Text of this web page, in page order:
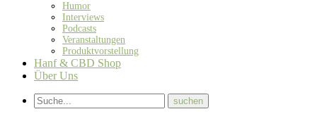
Humor
Interviews
Podcasts
Veranstaltungen
Produktvorstellung
Hanf & CBD Shop
Über Uns